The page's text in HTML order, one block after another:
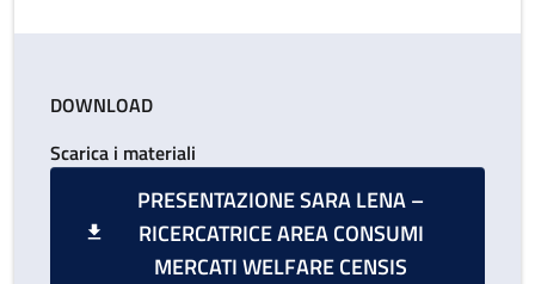
DOWNLOAD
Scarica i materiali
PRESENTAZIONE SARA LENA –
RICERCATRICE AREA CONSUMI
MERCATI WELFARE CENSIS